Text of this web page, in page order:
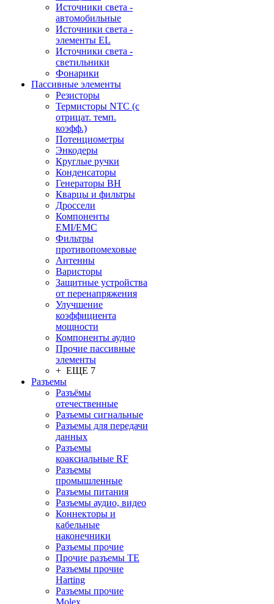
Источники света -
автомобильные
Источники света -
элементы EL
Источники света -
светильники
Фонарики
Пассивные элементы
Резисторы
Термисторы NTC (с
отрицат. темп.
коэфф.)
Потенциометры
Энкодеры
Круглые ручки
Конденсаторы
Генераторы ВН
Кварцы и фильтры
Дроссели
Компоненты
EMI/EMC
Фильтры
противопомеховые
Антенны
Варисторы
Защитные устройства
от перенапряжения
Улучшение
коэффициента
мощности
Компоненты аудио
Прочие пассивные
элементы
+ ЕЩЕ 7
Разъeмы
Разъёмы
отечественные
Разъeмы сигнальные
Разъeмы для передачи
данных
Разъeмы
коаксиальные RF
Разъeмы
промышленные
Разъeмы питания
Разъeмы аудио, видео
Коннекторы и
кабельные
наконечники
Разъeмы прочие
Прочие разъемы TE
Разъемы прочие
Harting
Разъемы прочие
Molex